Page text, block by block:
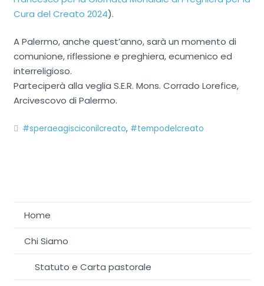
Cura del Creato 2024).
A Palermo, anche quest’anno, sarà un momento di
comunione, riflessione e preghiera, ecumenico ed
interreligioso.
Parteciperà alla veglia S.E.R. Mons. Corrado Lorefice,
Arcivescovo di Palermo.
#speraeagisciconilcreato, #tempodelcreato
Home
Chi Siamo
Statuto e Carta pastorale